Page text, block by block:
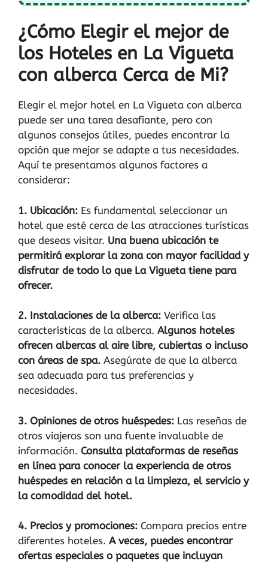
¿Cómo Elegir el mejor de
los Hoteles en La Vigueta
con alberca Cerca de Mi?
Elegir el mejor hotel en La Vigueta con alberca
puede ser una tarea desafiante, pero con
algunos consejos útiles, puedes encontrar la
opción que mejor se adapte a tus necesidades.
Aquí te presentamos algunos factores a
considerar:
1. Ubicación: Es fundamental seleccionar un
hotel que esté cerca de las atracciones turísticas
que deseas visitar. Una buena ubicación te
permitirá explorar la zona con mayor facilidad y
disfrutar de todo lo que La Vigueta tiene para
ofrecer.
2. Instalaciones de la alberca: Verifica las
características de la alberca. Algunos hoteles
ofrecen albercas al aire libre, cubiertas o incluso
con áreas de spa. Asegúrate de que la alberca
sea adecuada para tus preferencias y
necesidades.
3. Opiniones de otros huéspedes: Las reseñas de
otros viajeros son una fuente invaluable de
información. Consulta plataformas de reseñas
en línea para conocer la experiencia de otros
huéspedes en relación a la limpieza, el servicio y
la comodidad del hotel.
4. Precios y promociones: Compara precios entre
diferentes hoteles. A veces, puedes encontrar
ofertas especiales o paquetes que incluyan